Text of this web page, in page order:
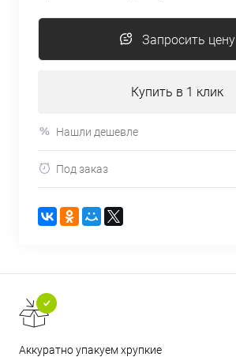
Запросить цену
Купить в 1 клик
Нашли дешевле
Под заказ
Аккуратно упакуем хрупкие